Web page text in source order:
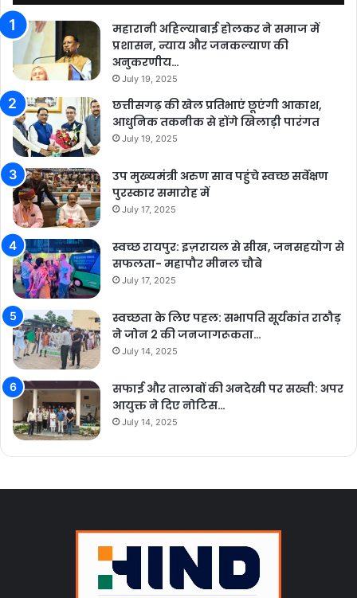
महारानी अहिल्याबाई होलकर ने समाज में
प्रशासन, न्याय और जनकल्याण की
अनुकरणीय…
July 19, 2025
छत्तीसगढ़ की खेल प्रतिभाएं छूएंगी आकाश,
आधुनिक तकनीक से होंगे खिलाड़ी पारंगत
July 19, 2025
उप मुख्यमंत्री अरुण साव पहुंचे स्वच्छ सर्वेक्षण
पुरस्कार समारोह में
July 17, 2025
स्वच्छ रायपुर: इज़रायल से सीख, जनसहयोग से
सफलता- महापौर मीनल चौबे
July 17, 2025
स्वच्छता के लिए पहल: सभापति सूर्यकांत राठौड़
ने जोन 2 की जनजागरूकता…
July 14, 2025
सफाई और तालाबों की अनदेखी पर सख्ती: अपर
आयुक्त ने दिए नोटिस…
July 14, 2025